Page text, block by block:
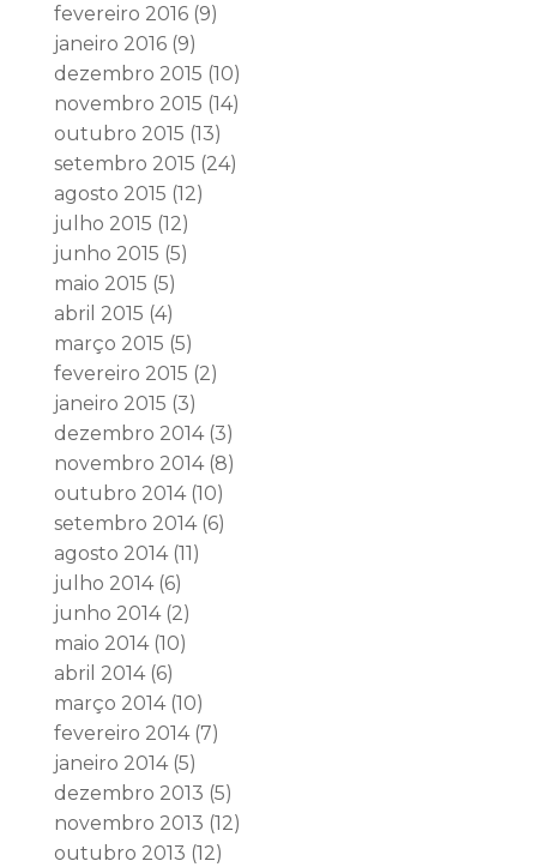
fevereiro 2016(9)
janeiro 2016(9)
dezembro 2015 (10)
novembro 2015 (14)
outubro 2015 (13)
setembro 2015 (24)
agosto 2015 (12)
julho 2015 (12)
junho 2015 (5)
maio 2015 (5)
abril 2015 (4)
março 2015 (5)
fevereiro 2015 (2)
janeiro 2015 (3)
dezembro 2014(3)
novembro 2014(8)
outubro 2014(10)
setembro 2014(6)
agosto 2014(11)
julho 2014(6)
junho 2014(2)
maio 2014(10)
abril 2014(6)
março 2014(10)
fevereiro 2014(7)
janeiro 2014(5)
dezembro 2013 (5)
novembro 2013 (12)
outubro 2013 (12)